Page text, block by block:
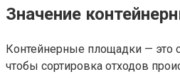
Значение
Контейнерные площадки — это
чтобы сортировка отходов